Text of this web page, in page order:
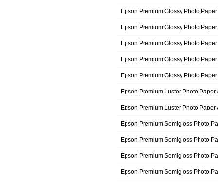
Epson Premium Glossy Photo
Epson Premium Glossy Photo
Epson Premium Glossy Photo
Epson Premium Glossy Photo
Epson Premium Glossy Photo
Epson Premium Luster Photo
Epson Premium Luster Photo
Epson Premium Semigloss Photo
Epson Premium Semigloss Photo
Epson Premium Semigloss Photo
Epson Premium Semigloss Photo